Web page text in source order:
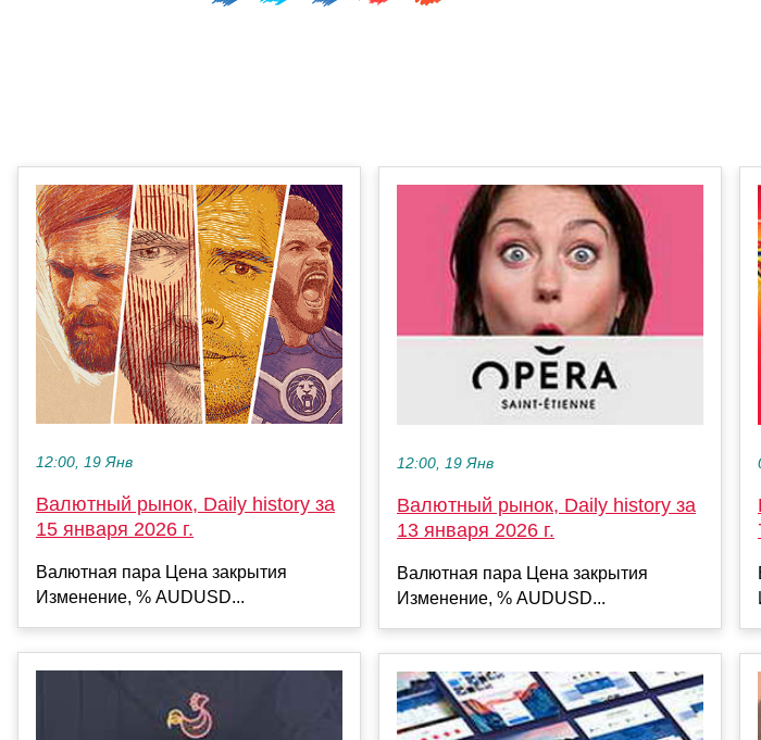
12:00, 19 Янв
Валютный рынок, Daily history за
15 января 2026 г.
Валютная пара Цена закрытия
Изменение, % AUDUSD...
12:00, 19 Янв
Валютный рынок, Daily history за
13 января 2026 г.
Валютная пара Цена закрытия
Изменение, % AUDUSD...